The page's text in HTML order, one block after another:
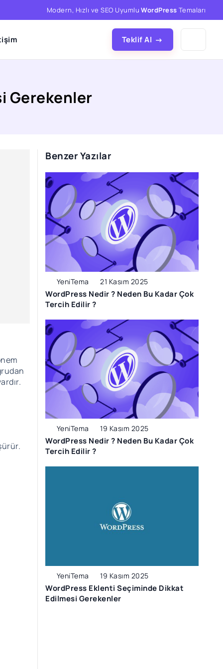
Modern, Hızlı ve SEO Uyumlu WordPress Temaları
Teklif Al
Gerekenler
Benzer Yazılar
YeniTema 21 Kasım 2025
WordPress Nedir ? Neden Bu Kadar Çok
Tercih Edilir ?
YeniTema 19 Kasım 2025
WordPress Nedir ? Neden Bu Kadar Çok
Tercih Edilir ?
YeniTema 19 Kasım 2025
WordPress Eklenti Seçiminde Dikkat
Edilmesi Gerekenler